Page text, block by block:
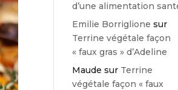
d’une alimentation
Emilie Borriglione sur
Terrine végétale façon
« faux gras » d’Adeline
Maude sur Terrine
végétale façon « faux